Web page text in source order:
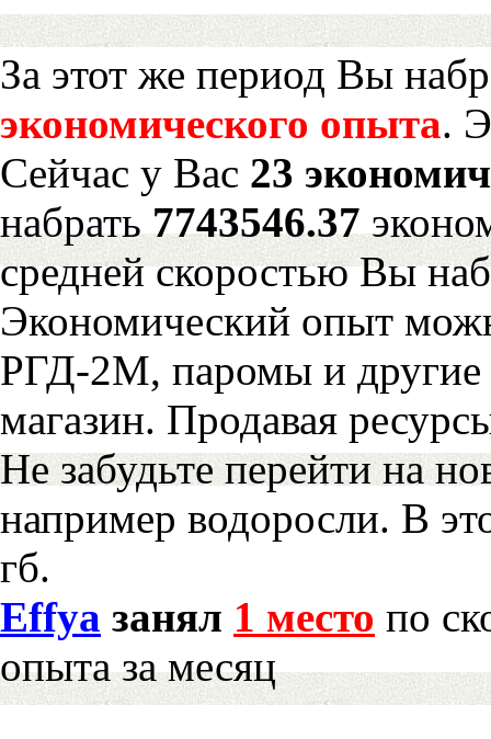
За этот же период Вы
экономического опыта.
Сейчас у Вас 23
набрать7743546.37
средней скоростью Вы
Экономический опыт
РГД-2М, паромы и другие
магазин. Продавая
Не забудьте перейти на
например водоросли. В
гб.
Effya занял 1 место по
опыта за месяц